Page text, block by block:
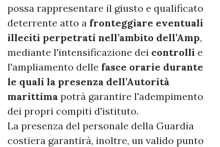
possa rappresentare il giusto e qualificato
deterrente atto a fronteggiare eventuali
illeciti perpetrati nell’ambito dell’Amp,
mediante l'intensificazione dei controlli e
l'ampliamento delle fasce orarie durante
le quali la presenza dell’Autorità
marittima potrà garantire l'adempimento
dei propri compiti d'istituto.
La presenza del personale della Guardia
costiera garantirà, inoltre, un valido punto